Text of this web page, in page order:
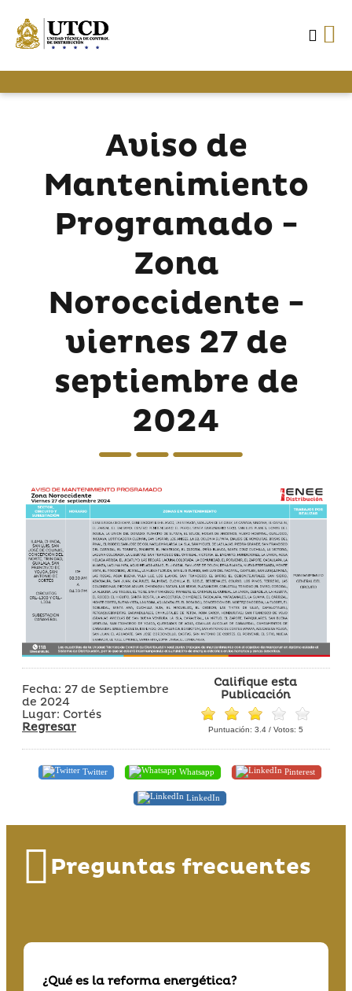
Aviso de
Mantenimiento
Programado -
Zona
Noroccidente -
viernes 27 de
septiembre de
2024
Fecha: 27 de Septiembre
de 2024
Lugar: Cortés
Regresar
Califique esta
Publicación
Puntuación: 3.4/ Votos: 5
Twitter Whatsapp Pinterest
LinkedIn
Preguntas frecuentes
¿Qué es la reforma energética?